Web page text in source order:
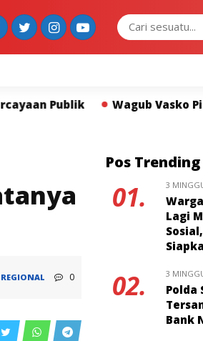
Vasko Pimpin Evakuasi
REGIONAL 0
Pos Trending
01. 3
Lagi
02. 3
Polda
Bank